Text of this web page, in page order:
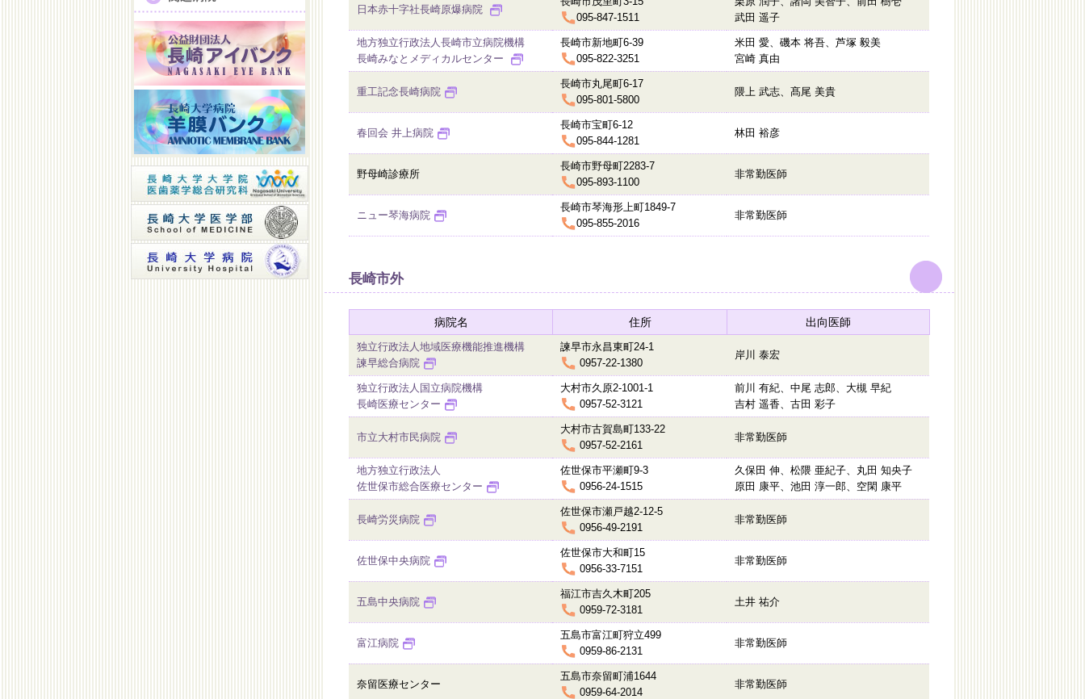
日本赤十字社長崎原爆病院
095-847-1511
武田 遥子
地方独立行政法人長崎市立病院機構
長崎みなとメディカルセンター
長崎市新地町6-39
095-822-3251
米田 愛、磯本 将吾、芦塚 毅美
宮崎 真由
重工記念長崎病院
長崎市丸尾町6-17
095-801-5800
隈上 武志、髙尾 美貴
春回会 井上病院
長崎市宝町6-12
095-844-1281
林田 裕彦
野母崎診療所
長崎市野母町2283-7
095-893-1100
非常勤医師
ニュー琴海病院
長崎市琴海形上町1849-7
095-855-2016
非常勤医師
長崎市外
病院名 住所 出向医師
独立行政法人地域医療機能推進機構
諫早総合病院
諫早市永昌東町24-1
0957-22-1380
岸川 泰宏
独立行政法人国立病院機構
長崎医療センター
大村市久原2-1001-1
0957-52-3121
前川 有紀、中尾 志郎、大槻 早紀
吉村 遥香、古田 彩子
市立大村市民病院
大村市古賀島町133-22
0957-52-2161
非常勤医師
地方独立行政法人
佐世保市総合医療センター
佐世保市平瀬町9-3
0956-24-1515
久保田 伸、松隈 亜紀子、丸田 知央子
原田 康平、池田 淳一郎、空閑 康平
長崎労災病院
佐世保市瀬戸越2-12-5
0956-49-2191
非常勤医師
佐世保中央病院
佐世保市大和町15
0956-33-7151
非常勤医師
五島中央病院
福江市吉久木町205
0959-72-3181
土井 祐介
富江病院
五島市富江町狩立499
0959-86-2131
非常勤医師
奈留医療センター
五島市奈留町浦1644
0959-64-2014
非常勤医師